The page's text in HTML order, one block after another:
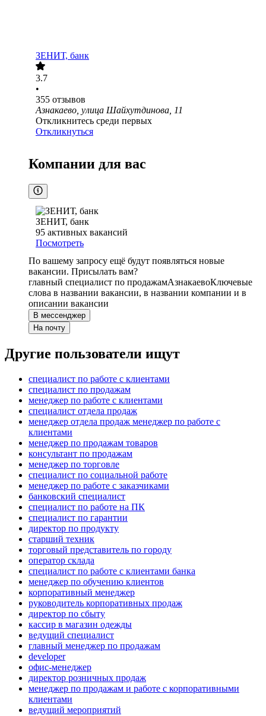
ЗЕНИТ, банк
3.7
•
355 отзывов
Азнакаево, улица Шайхутдинова, 11
Откликнитесь среди первых
Откликнуться
Компании для вас
ЗЕНИТ, банк
95 активных вакансий
Посмотреть
По вашему запросу ещё будут появляться новые
вакансии. Присылать вам?
главный специалист по продажамАзнакаевоКлючевые
слова в названии вакансии, в названии компании и в
описании вакансии
В мессенджер
На почту
Другие пользователи ищут
специалист по работе с клиентами
специалист по продажам
менеджер по работе с клиентами
специалист отдела продаж
менеджер отдела продаж менеджер по работе с
клиентами
менеджер по продажам товаров
консультант по продажам
менеджер по торговле
специалист по социальной работе
менеджер по работе с заказчиками
банковский специалист
специалист по работе на ПК
специалист по гарантии
директор по продукту
старший техник
торговый представитель по городу
оператор склада
специалист по работе с клиентами банка
менеджер по обучению клиентов
корпоративный менеджер
руководитель корпоративных продаж
директор по сбыту
кассир в магазин одежды
ведущий специалист
главный менеджер по продажам
developer
офис-менеджер
директор розничных продаж
менеджер по продажам и работе с корпоративными
клиентами
ведущий мероприятий